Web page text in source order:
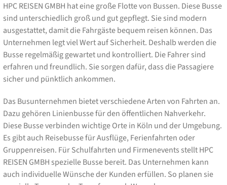
HPC REISEN GMBH hat eine große Flotte von Bussen. Diese Busse
sind unterschiedlich groß und gut gepflegt. Sie sind modern
ausgestattet, damit die Fahrgäste bequem reisen können. Das
Unternehmen legt viel Wert auf Sicherheit. Deshalb werden die
Busse regelmäßig gewartet und kontrolliert. Die Fahrer sind
erfahren und freundlich. Sie sorgen dafür, dass die Passagiere
sicher und pünktlich ankommen.
Das Busunternehmen bietet verschiedene Arten von Fahrten an.
Dazu gehören Linienbusse für den öffentlichen Nahverkehr.
Diese Busse verbinden wichtige Orte in Köln und der Umgebung.
Es gibt auch Reisebusse für Ausflüge, Ferienfahrten oder
Gruppenreisen. Für Schulfahrten und Firmenevents stellt HPC
REISEN GMBH spezielle Busse bereit. Das Unternehmen kann
auch individuelle Wünsche der Kunden erfüllen. So planen sie